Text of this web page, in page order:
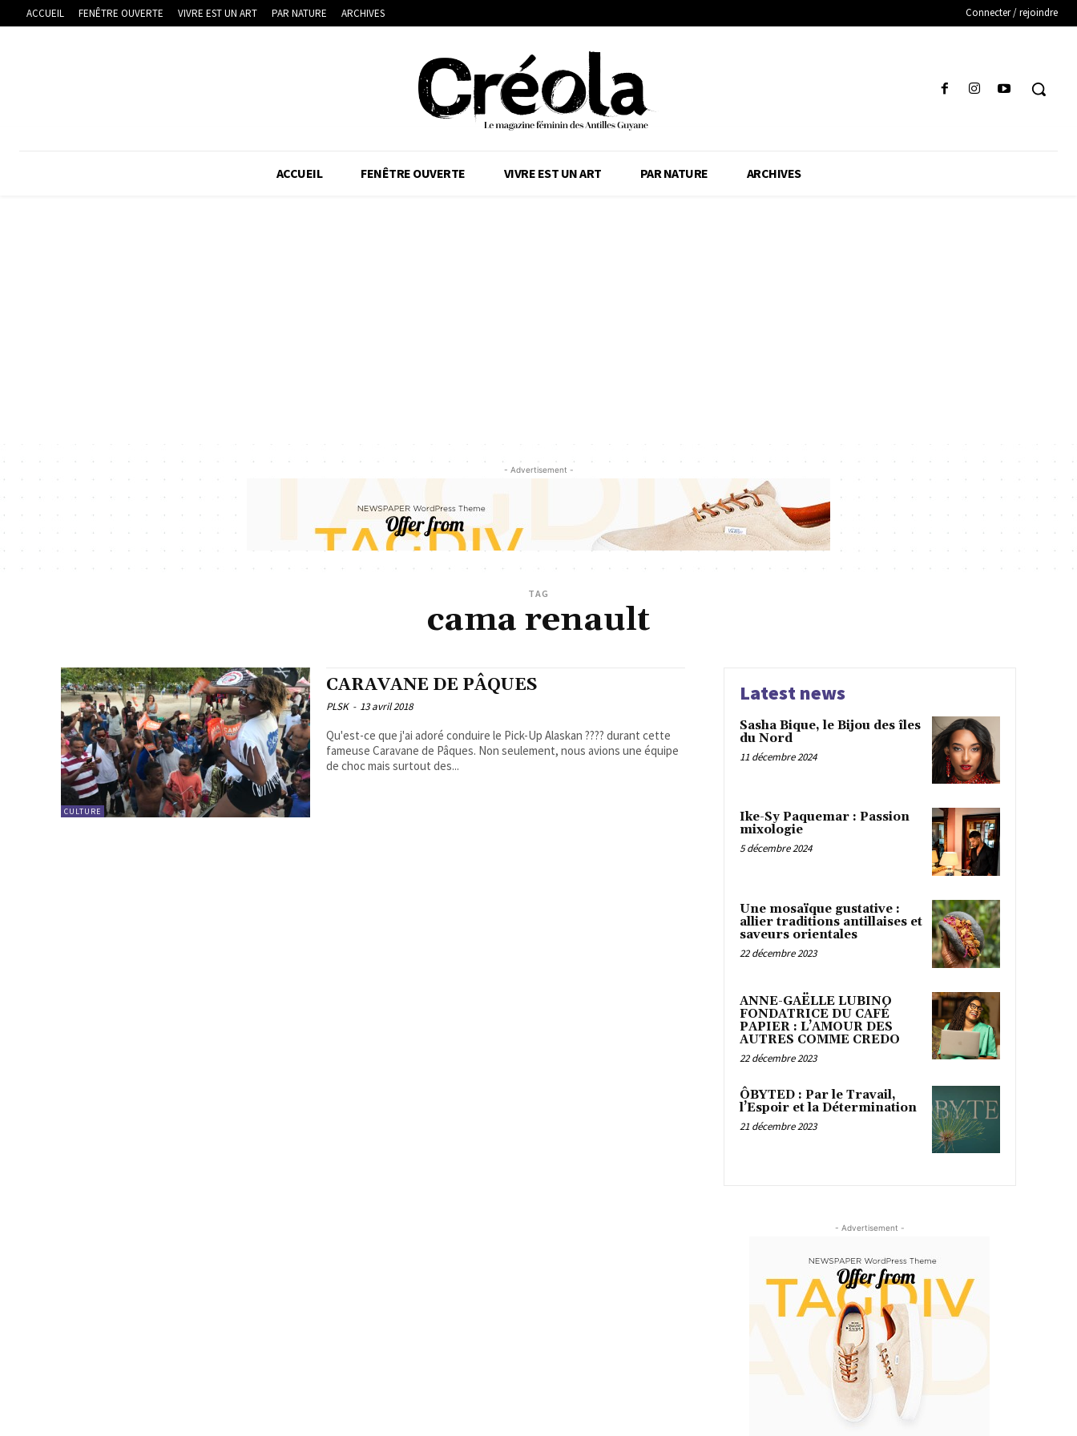
ACCUEIL FENÊTRE OUVERTE VIVRE EST UN ART PAR NATURE ARCHIVES Connecter / rejoindre
ACCUEIL FENÊTRE OUVERTE VIVRE EST UN ART PAR NATURE ARCHIVES
- Advertisement -
TAG
cama renault
CULTURE
CARAVANE DE PÂQUES
PLSK - 13 avril 2018
Qu'est-ce que j'ai adoré conduire le Pick-Up Alaskan ???? durant cette
fameuse Caravane de Pâques. Non seulement, nous avions une équipe
de choc mais surtout des...
Latest news
Sasha Bique, le Bijou des îles
du Nord
11 décembre 2024
Ike-Sy Paquemar : Passion
mixologie
5 décembre 2024
Une mosaïque gustative :
allier traditions antillaises et
saveurs orientales
22 décembre 2023
ANNE-GAËLLE LUBINO
FONDATRICE DU CAFÉ
PAPIER : L’AMOUR DES
AUTRES COMME CREDO
22 décembre 2023
ÔBYTED : Par le Travail,
l’Espoir et la Détermination
21 décembre 2023
- Advertisement -